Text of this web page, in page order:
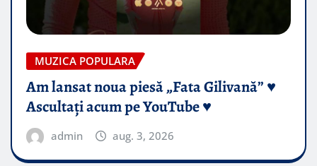
MUZICA POPULARA
Am lansat noua piesă „Fata Gilivană” ♥️
Ascultați acum pe YouTube ♥️
admin aug. 3, 2026